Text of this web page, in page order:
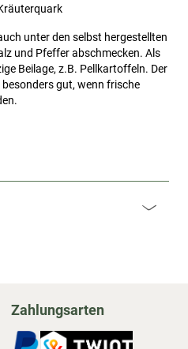
unter den selbst hergestellten
und Pfeffer abschmecken. Als
Beilage, z.B. Pellkartoffeln. Der
gut, wenn frische
Zahlungsarten